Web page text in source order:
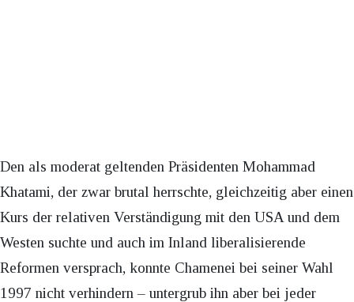
Den als moderat geltenden Präsidenten Mohammad
Khatami, der zwar brutal herrschte, gleichzeitig aber einen
Kurs der relativen Verständigung mit den USA und dem
Westen suchte und auch im Inland liberalisierende
Reformen versprach, konnte Chamenei bei seiner Wahl
1997 nicht verhindern – untergrub ihn aber bei jeder